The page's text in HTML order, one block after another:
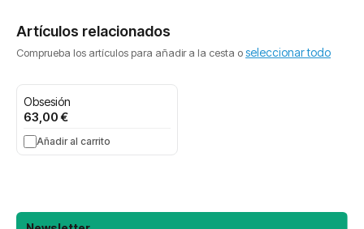
Artículos relacionados
Comprueba los artículos para añadir a la cesta oseleccionar todo
Obsesión
63,00 €
Añadir al carrito